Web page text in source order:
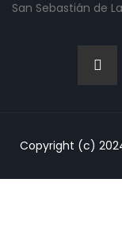
San Sebastián de
Copyright (c)